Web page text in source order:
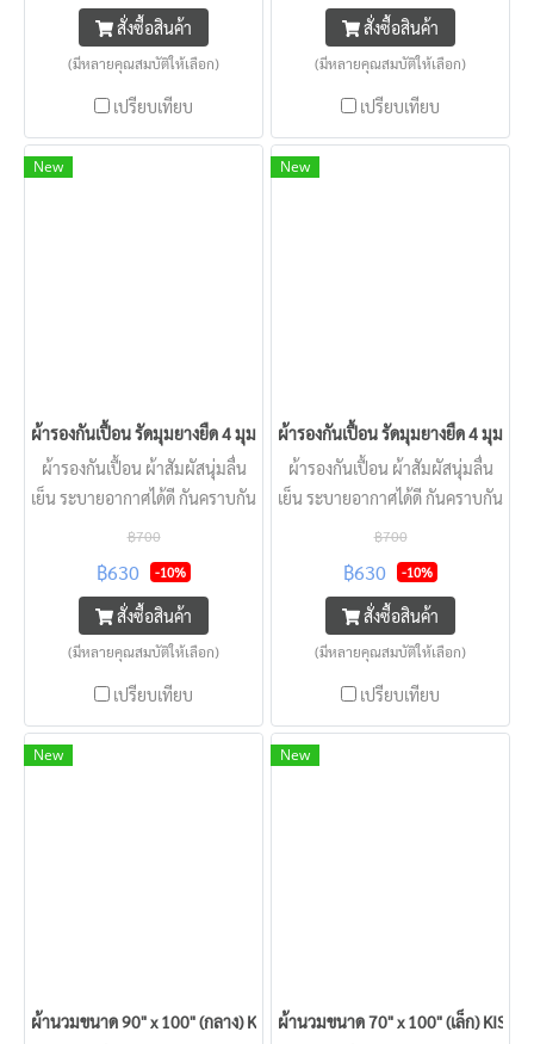
สั่งซื้อสินค้า
(มีหลายคุณสมบัติให้เลือก)
เปรียบเทียบ
QC100%
สั่งซื้อสินค้า
(มีหลายคุณสมบัติให้เลือก)
เปรียบเทียบ
New
ผ้ารองกันเปื้อน รัดมุมยางยืด 4 มุม KISS สีเทา
ผ้ารองกันเปื้อน ผ้าสัมผัสนุ่มลื่น
เย็น ระบายอากาศได้ดี กันคราบกัน
เปื้อนสิ่งไม่พึงประสงค์ และกันน้ำ
กระเซ็นได้ ป้องกันที่นอนหรูของ
คุณให้ใหม่ และสะอาดตลอดเวลา
฿700
฿630 -10%
สั่งซื้อสินค้า
(มีหลายคุณสมบัติให้เลือก)
เปรียบเทียบ
New
ผ้ารองกันเปื้อน รัดมุมยางยืด 4 มุม
ผ้ารองกันเปื้อน ผ้าสัมผัสนุ่มลื่น
เย็น ระบายอากาศได้ดี กันคราบกัน
เปื้อนสิ่งไม่พึงประสงค์ และกันน้ำ
กระเซ็นได้ ป้องกันที่นอนหรูของ
คุณให้ใหม่ และสะอาดตลอดเวลา
฿700
฿630 -10%
สั่งซื้อสินค้า
(มีหลายคุณสมบัติให้เลือก)
เปรียบเทียบ
New
ผ้านวมขนาด 90" x 100" (กลาง) KISS
New
ผ้านวมขนาด 70" x 100" (เล็ก) KISS